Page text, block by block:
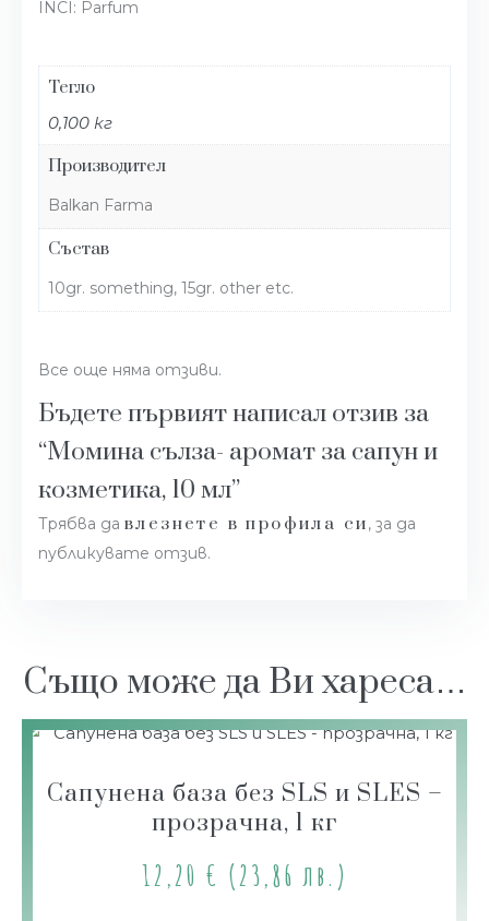
INCI: Parfum
Тегло
0,100 кг
Производител
Balkan Farma
Състав
10gr. something, 15gr. other etc.
Все още няма отзиви.
Бъдете първият написал отзив за
“Момина сълза- аромат за сапун и
козметика, 10 мл”
Трябва да влезнете в профила си, за да
публикувате отзив.
Също може да Ви хареса…
Сапунена база без SLS и SLES –
прозрачна, 1 кг
12,20 € (23,86 лв.)